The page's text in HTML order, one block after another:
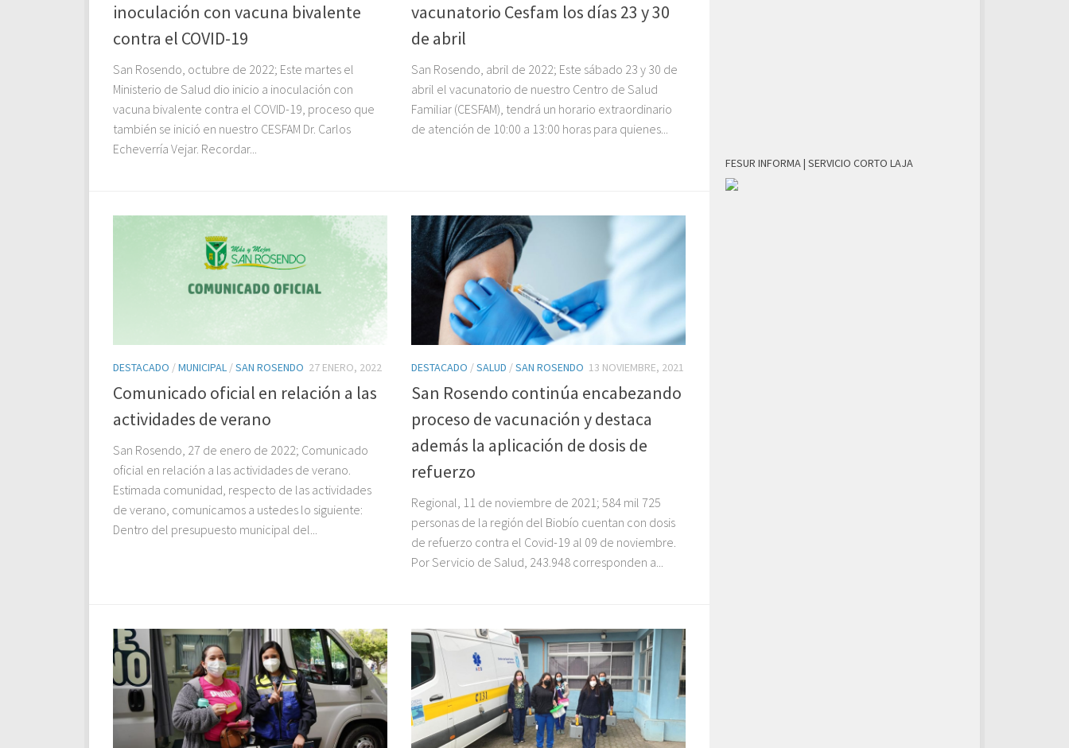
inoculación con vacuna bivalente
contra el COVID-19
San Rosendo, octubre de 2022; Este martes el
Ministerio de Salud dio inicio a inoculación con
vacuna bivalente contra el COVID-19, proceso que
también se inició en nuestro CESFAM Dr. Carlos
Echeverría Vejar. Recordar...
vacunatorio Cesfam los días 23 y 30
de abril
San Rosendo, abril de 2022; Este sábado 23 y 30 de
abril el vacunatorio de nuestro Centro de Salud
Familiar (CESFAM), tendrá un horario extraordinario
de atención de 10:00 a 13:00 horas para quienes...
DESTACADO /MUNICIPAL /SAN ROSENDO 27 ENERO, 2022
Comunicado oficial en relación a las
actividades de verano
San Rosendo, 27 de enero de 2022; Comunicado
oficial en relación a las actividades de verano.
Estimada comunidad, respecto de las actividades
de verano, comunicamos a ustedes lo siguiente:
Dentro del presupuesto municipal del...
DESTACADO /SALUD /SAN ROSENDO 13 NOVIEMBRE, 2021
San Rosendo continúa encabezando
proceso de vacunación y destaca
además la aplicación de dosis de
refuerzo
Regional, 11 de noviembre de 2021; 584 mil 725
personas de la región del Biobío cuentan con dosis
de refuerzo contra el Covid-19 al 09 de noviembre.
Por Servicio de Salud, 243.948 corresponden a...
FESUR INFORMA | SERVICIO CORTO LAJA